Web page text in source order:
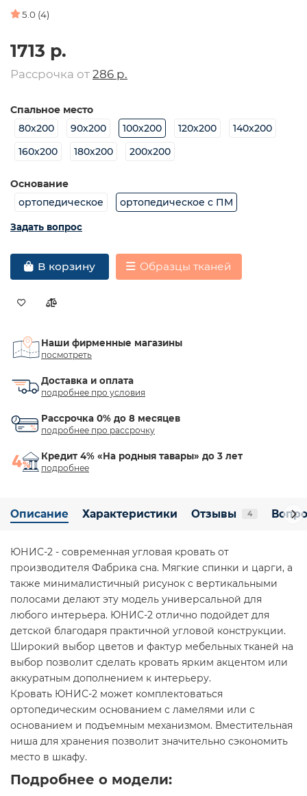
5.0 (4)
1713 р.
Рассрочка от 286 р.
Спальное место
80х200
90х200 100х200 120х200
140х200
160х200
180х200 200х200
Основание
ортопедическое
ортопедическое с ПМ
Задать вопрос
В корзину Образцы тканей
Наши фирменные магазины
посмотреть
Доставка и оплата
подробнее про условия
Рассрочка 0% до 8 месяцев
подробнее про рассрочку
Кредит 4% «На родныя тавары» до 3 лет
подробнее
Описание Характеристики Отзывы 4
ЮНИС-2 - современная угловая кровать от
производителя Фабрика сна. Мягкие спинки и царги, а
также минималистичный рисунок с вертикальными
полосами делают эту модель универсальной для
любого интерьера. ЮНИС-2 отлично подойдет для
детской благодаря практичной угловой конструкции.
Широкий выбор цветов и фактур мебельных тканей на
выбор позволит сделать кровать ярким акцентом или
аккуратным дополнением к интерьеру.
Кровать ЮНИС-2 может комплектоваться
ортопедическим основанием с ламелями или с
основанием и подъемным механизмом. Вместительная
ниша для хранения позволит значительно сэкономить
место в шкафу.
Подробнее о модели: